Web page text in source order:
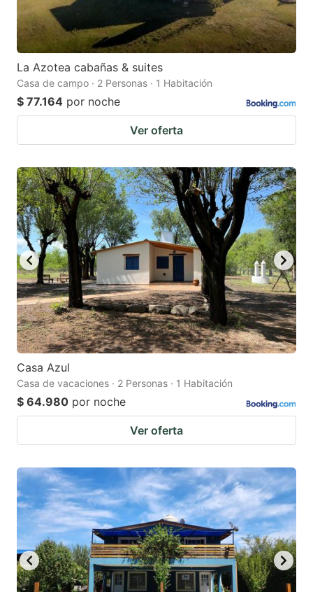
La Azotea cabañas & suites
Casa de campo · 2 Personas · 1 Habitación
$ 77.164 por noche
Ver oferta
Casa Azul
Casa de vacaciones · 2 Personas · 1 Habitación
$ 64.980 por noche
Ver oferta